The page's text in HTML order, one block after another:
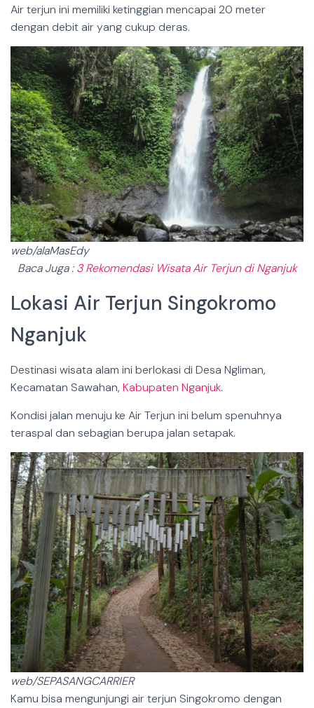
Air terjun ini memiliki ketinggian mencapai 20 meter
dengan debit air yang cukup deras.
web/alaMasEdy
Baca Juga :3 Rekomendasi Wisata Air Terjun di Nganjuk
Lokasi Air Terjun Singokromo
Nganjuk
Destinasi wisata alam ini berlokasi di Desa Ngliman,
Kecamatan Sawahan, Kabupaten Nganjuk.
Kondisi jalan menuju ke Air Terjun ini belum spenuhnya
teraspal dan sebagian berupa jalan setapak.
web/SEPASANGCARRIER
Kamu bisa mengunjungi air terjun Singokromo dengan